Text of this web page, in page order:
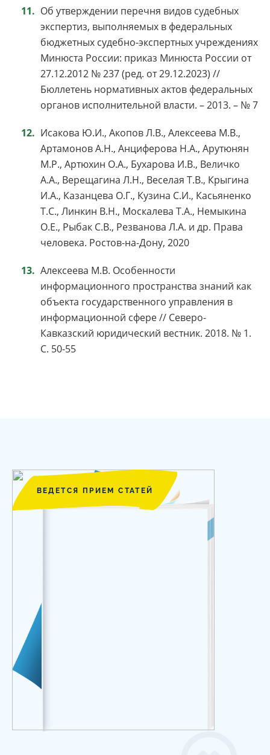
Об утверждении перечня видов судебных
экспертиз, выполняемых в федеральных
бюджетных судебно-экспертных учреждениях
Минюста России: приказ Минюста России от
27.12.2012 № 237 (ред. от 29.12.2023) //
Бюллетень нормативных актов федеральных
органов исполнительной власти. – 2013. – № 7
Исакова Ю.И., Акопов Л.В., Алексеева М.В.,
Артамонов А.Н., Анциферова Н.А., Арутюнян
М.Р., Артюхин О.А., Бухарова И.В., Величко
А.А., Верещагина Л.Н., Веселая Т.В., Крыгина
И.А., Казанцева О.Г., Кузина С.И., Касьяненко
Т.С., Линкин В.Н., Москалева Т.А., Немыкина
О.Е., Рыбак С.В., Резванова Л.А. и др. Права
человека. Ростов-на-Дону, 2020
Алексеева М.В. Особенности
информационного пространства знаний как
объекта государственного управления в
информационной сфере // Северо-
Кавказский юридический вестник. 2018. № 1.
С. 50-55
ВЕДЕТСЯ ПРИЕМ СТАТЕЙ